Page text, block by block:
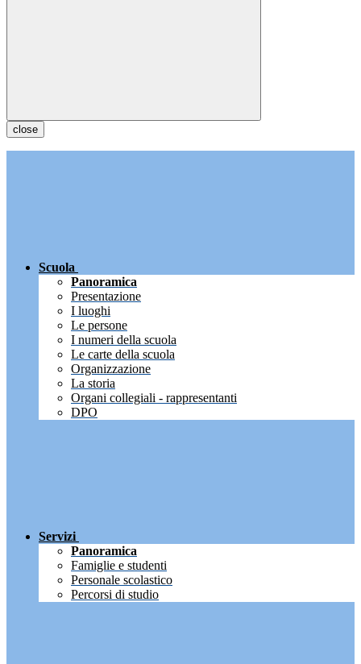
close
Scuola
Panoramica
Presentazione
I luoghi
Le persone
I numeri della scuola
Le carte della scuola
Organizzazione
La storia
Organi collegiali - rappresentanti
DPO
Servizi
Panoramica
Famiglie e studenti
Personale scolastico
Percorsi di studio